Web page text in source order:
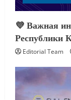
💜 Важная
Республики
Editorial Team